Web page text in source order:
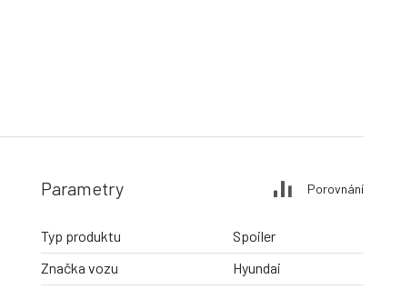
.
Parametry Porovnání
Typ produktu
Spoiler
Značka vozu
Hyundai